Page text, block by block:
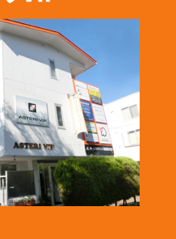
知らせ
ンス推進企業に認証されました。
notice/9424/
様のお知らせ